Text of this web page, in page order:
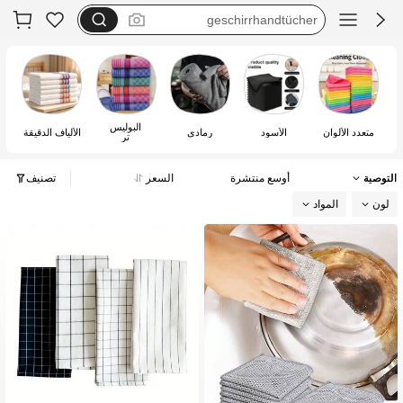
trapos cocina algodon
trapos de cocina bonitos
متعدد الألوان الأسود رمادي
البوليس
تر
الألياف الدقيقة
التوصية أوسع منتشرة السعر تصنيف
لون المواد